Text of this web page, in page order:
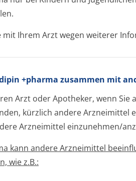
mit Ihrem Arzt wegen weiterer
+pharma zusammen mit
Arzt oder Apotheker, wenn Sie
kürzlich andere Arzneimittel
Arzneimittel einzunehmen/
kann andere Arzneimittel
wie z.B.: